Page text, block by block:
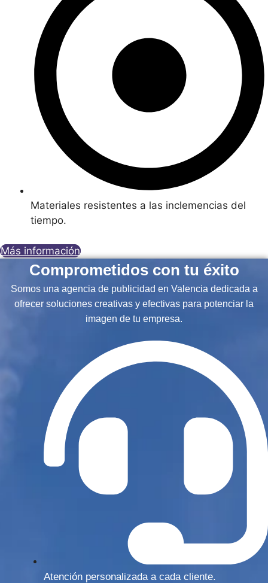
Materiales resistentes a las inclemencias del
tiempo.
Más información
Comprometidos con tu éxito
Somos una agencia de publicidad en Valencia dedicada a
ofrecer soluciones creativas y efectivas para potenciar la
imagen de tu empresa.
Atención personalizada a cada cliente.